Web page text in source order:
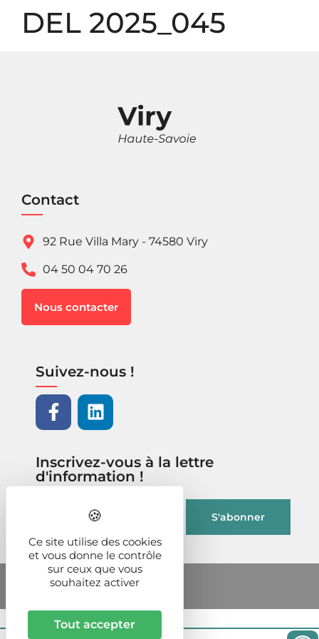
DEL 2025_045
Contact
92 Rue Villa Mary - 74580 Viry
04 50 04 70 26
Nous contacter
Suivez-nous !
Inscrivez-vous à la lettre
d'information !
Ce site utilise des cookies
et vous donne le contrôle
sur ceux que vous
souhaitez activer
Tout accepter